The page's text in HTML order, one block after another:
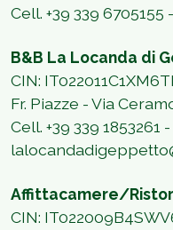
Cell. +39 339 6705155 -
B&B La Locanda di
CIN:
Fr. Piazze - Via
Cell. +39 339 1853261 -
Affittacamere/
CIN: